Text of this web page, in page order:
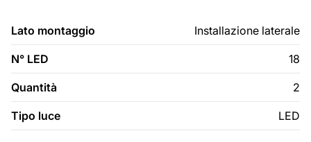
Lato montaggio Installazione laterale
N° LED 18
Quantità 2
Tipo luce LED